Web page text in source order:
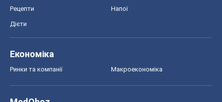
Рецепти Напої
Дієти
Економіка
Ринки та компанії Макроекономіка